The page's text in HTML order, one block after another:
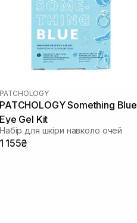
PATCHOLOGY
PATCHOLOGY Something Blue
Eye Gel Kit
Набір для шкіри навколо очей
1 155₴